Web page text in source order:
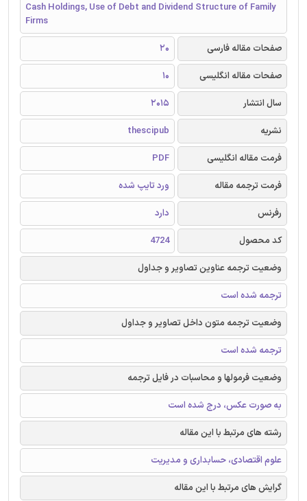
Cash Holdings, Use of Debt and Dividend Structure of Family
Firms
صفحات مقاله فارسی
20
صفحات مقاله انگلیسی
10
سال انتشار
2015
نشریه
thescipub
فرمت مقاله انگلیسی
PDF
فرمت ترجمه مقاله
ورد تایپ شده
رفرنس
دارد
کد محصول
4724
وضعیت ترجمه عناوین تصاویر و جداول
ترجمه شده است
وضعیت ترجمه متون داخل تصاویر و جداول
ترجمه شده است
وضعیت فرمولها و محاسبات در فایل ترجمه
به صورت عکس، درج شده است
رشته های مرتبط با این مقاله
علوم اقتصادی، حسابداری و مدیریت
گرایش های مرتبط با این مقاله